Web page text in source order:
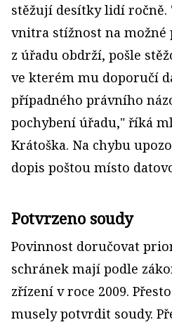
stěžují desítky lidí
vnitra stížnost na možné
z úřadu obdrží, pošle
ve kterém mu doporučí
případného právního
pochybení úřadu," říká
Krátoška. Na chybu
dopis poštou místo
Potvrzeno soudy
Povinnost doručovat
schránek mají podle
zřízení v roce 2009.
musely potvrdit soudy.